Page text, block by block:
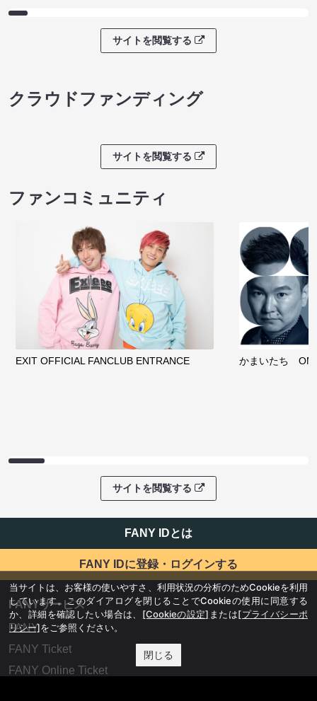
サイトを閲覧する
クラウドファンディング
サイトを閲覧する
ファンコミュニティ
EXIT OFFICIAL FANCLUB ENTRANCE かまいたち
サイトを閲覧する
FANY IDとは
FANY IDに登録・ログインする
FANYサービス
FANY
FANY Ticket
FANY Online Ticket
当サイトは、お客様の使いやすさ、利用状況の分析のためCookieを利用
しています。このダイアログを閉じることでCookieの使用に同意する
か、詳細を確認したい場合は、 [Cookieの設定] または[プライバシーポ
リシー]をご参照ください。
閉じる